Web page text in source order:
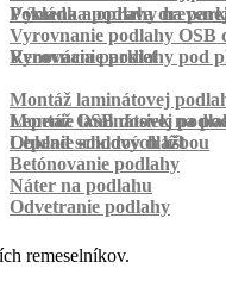
Pokládka podlahy na
Výmena a oprava
Vyrovnanie podlahy OSB
Vyrovnanie podlahy pod
Renovácia parkiet
Montáž laminátovej
Montáž OSB dosiek na
Lepenie laminátovej
Lepenie soklových líšt
Obklad schodov dlažbou
Betónovanie podlahy
Náter na podlahu
Odvetranie podlahy
remeselníkov.